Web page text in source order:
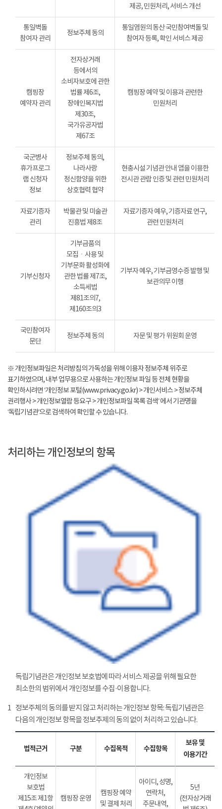
제공, 민원처리, 서비스 개선
통일벽돌
참여자 관리
정보주체 동의
통일염원의 동산 국민참여벽돌 및
참여자 등록, 확인 서비스 제공
캠핑장
예약자 관리
전자상거래
등에서의
소비자보호에 관한
법률 제6조,
장애인복지법
제30조,
국가유공자법
제67조
캠핑장 예약 및 이용과 관련한
민원처리
국군병사
휴가프로그
램 신청자
정보
정보주체 동의,
나라사랑
정신함양을 위한
상호협력 협약
현충시설 기념관 안내 앱을 이용한
전시관 관람 인증 및 관련 민원처리
자료기증자
관리
박물관 및 미술관
진흥법 제8조
자료기증자 예우, 기증자료 연구,
관련 민원처리
기부신청자
기부금품의
모집ㆍ사용 및
기부문화 활성화에
관한 법률 제7조,
소득세법
제81조의7,
제160조의3
기부자 예우, 기부금영수증 발행 및
보관의무 이행
국민참여자
문단
정보주체 동의 자문 및 평가 위원회 운영
※ 개인정보파일은 처리방침의 가독성을 위해 이용자 정보주체 위주로
표기하였으며, 내부 업무용으로 사용하는 개인정보 파일 등 전체 현황을
확인하시려면 ‘개인정보 포털(www.privacy.go.kr) > 개인서비스 > 정보주체
권리행사 > 개인정보열람 등요구 > 개인정보파일 목록 검색’ 에서 기관명을
‘독립기념관’으로 검색하여 확인할 수 있습니다.
처리하는 개인정보의 항목
독립기념관은 개인정보 보호법에 따라 서비스 제공을 위해 필요한
최소한의 범위에서 개인정보를 수집·이용합니다.
1 정보주체의 동의를 받지 않고 처리하는 개인정보 항목: 독립기념관은
다음의 개인정보 항목을 정보추제의 동의 없이 처리하고 있습니다.
법적근거 구분 수집목적 수집항목
보유 및
이용기간
개인정보
보호법
제15조 제1항
캠핑장 운영
캠핑장 예약
및 결제 처리
아이디, 성명,
연락처,
주문내역,
5년
(전자상거래